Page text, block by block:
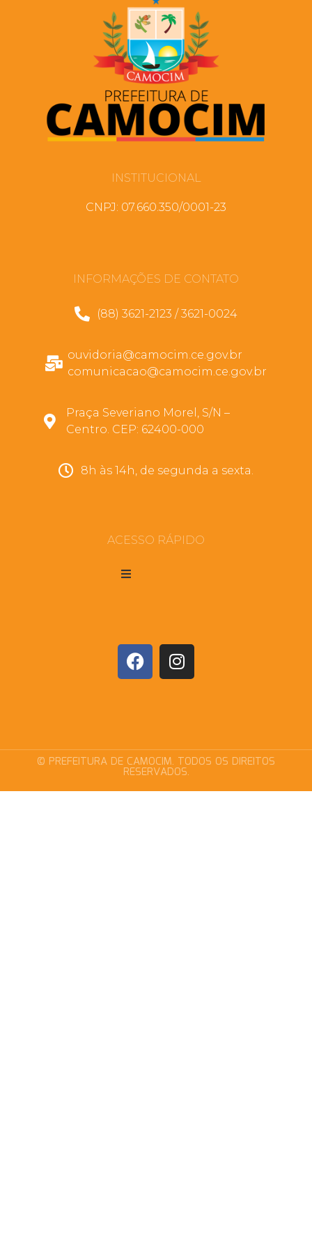
INSTITUCIONAL
CNPJ: 07.660.350/0001-23
INFORMAÇÕES DE CONTATO
(88) 3621-2123 / 3621-0024
ouvidoria@camocim.ce.gov.br
comunicacao@camocim.ce.gov.br
Praça Severiano Morel, S/N –
Centro. CEP: 62400-000
8h às 14h, de segunda a sexta.
ACESSO RÁPIDO
© PREFEITURA DE CAMOCIM. TODOS OS DIREITOS
RESERVADOS.